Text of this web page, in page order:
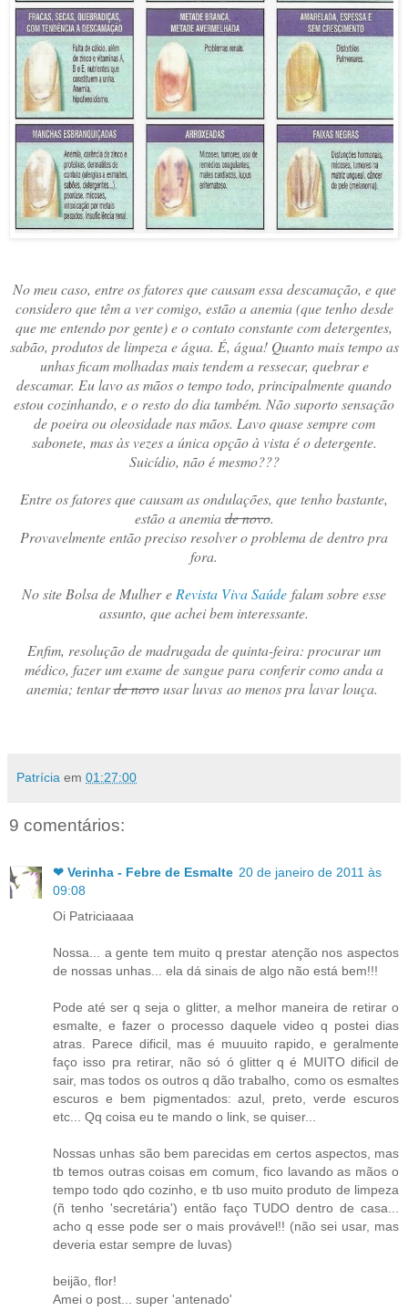
No meu caso, entre os fatores que causam essa descamação, e que
considero que têm a ver comigo, estão a anemia (que tenho desde
que me entendo por gente) e o contato constante com detergentes,
sabão, produtos de limpeza e água. É, água! Quanto mais tempo as
unhas ficam molhadas mais tendem a ressecar, quebrar e
descamar. Eu lavo as mãos o tempo todo, principalmente quando
estou cozinhando, e o resto do dia também. Não suporto sensação
de poeira ou oleosidade nas mãos. Lavo quase sempre com
sabonete, mas às vezes a única opção à vista é o detergente.
Suicídio, não é mesmo???
Entre os fatores que causam as ondulações, que tenho bastante,
estão a anemiade novo.
Provavelmente então preciso resolver o problema de dentro pra
fora.
No site Bolsa de Mulhere Revista Viva Saúde falam sobre esse
assunto, que achei bem interessante.
Enfim, resolução de madrugada de quinta-feira: procurar um
médico, fazer um exame de sangue para conferir como anda a
anemia; tentarde novousar luvas ao menos pra lavar louça.
Patrícia em 01:27:00
9 comentários:
❤ Verinha - Febre de Esmalte 20 de janeiro de 2011 às
09:08
Oi Patriciaaaa
Nossa... a gente tem muito q prestar atenção nos aspectos
de nossas unhas... ela dá sinais de algo não está bem!!!
Pode até ser q seja o glitter, a melhor maneira de retirar o
esmalte, e fazer o processo daquele video q postei dias
atras. Parece dificil, mas é muuuito rapido, e geralmente
faço isso pra retirar, não só ó glitter q é MUITO dificil de
sair, mas todos os outros q dão trabalho, como os esmaltes
escuros e bem pigmentados: azul, preto, verde escuros
etc... Qq coisa eu te mando o link, se quiser...
Nossas unhas são bem parecidas em certos aspectos, mas
tb temos outras coisas em comum, fico lavando as mãos o
tempo todo qdo cozinho, e tb uso muito produto de limpeza
(ñ tenho 'secretária') então faço TUDO dentro de casa...
acho q esse pode ser o mais provável!! (não sei usar, mas
deveria estar sempre de luvas)
beijão, flor!
Amei o post... super 'antenado'